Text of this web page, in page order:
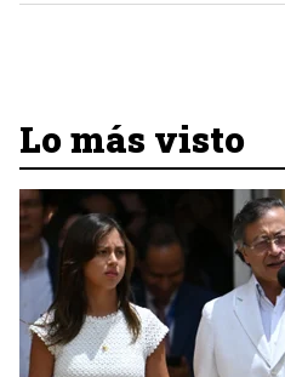
Lo más visto